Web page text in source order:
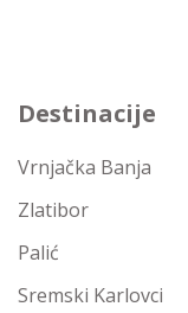
Destinacije
Vrnjačka Banja
Zlatibor
Palić
Sremski Karlovci